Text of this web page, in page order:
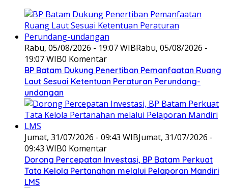
Rabu, 05/08/2026 - 19:07 WIBRabu, 05/08/2026 -
19:07 WIB0 Komentar
BP Batam Dukung Penertiban Pemanfaatan Ruang
Laut Sesuai Ketentuan Peraturan Perundang-
undangan
Jumat, 31/07/2026 - 09:43 WIBJumat, 31/07/2026 -
09:43 WIB0 Komentar
Dorong Percepatan Investasi, BP Batam Perkuat
Tata Kelola Pertanahan melalui Pelaporan Mandiri
LMS